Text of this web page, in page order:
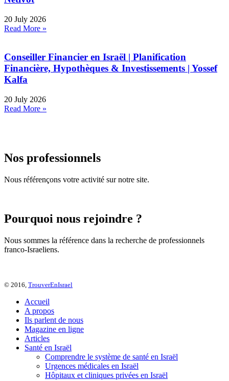
20 July 2026
Read More »
Conseiller Financier en Israël | Planification
Financière, Hypothèques & Investissements | Yossef
Kalfa
20 July 2026
Read More »
Nos professionnels
Nous référençons votre activité sur notre site.
Pourquoi nous rejoindre ?
Nous sommes la référence dans la recherche de professionnels
franco-Israeliens.
© 2016, TrouverEnIsrael
Accueil
A propos
Ils parlent de nous
Magazine en ligne
Articles
Santé en Israël
Comprendre le système de santé en Israël
Urgences médicales en Israël
Hôpitaux et cliniques privées en Israël